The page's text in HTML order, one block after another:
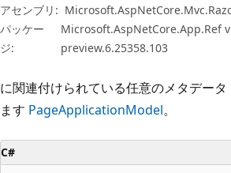
アセンブリ:
パッケー
ジ:
Microsoft.AspNetCore.App.Ref
preview.6.25358.103
に関連付けられている任意のメタデー
ます PageApplicationModel。
C#